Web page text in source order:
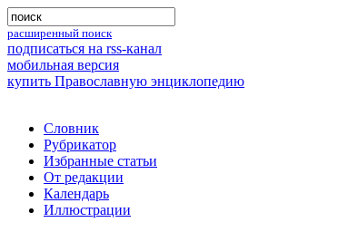
расширенный поиск
подписаться на rss-канал
мобильная версия
купить Православную энциклопедию
Словник
Рубрикатор
Избранные статьи
От редакции
Календарь
Иллюстрации